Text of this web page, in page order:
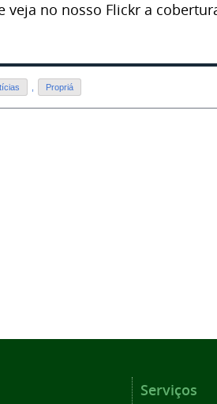
veja no nosso Flickr a
Propriá
Serviços